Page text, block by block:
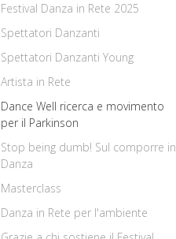
Festival Danza in Rete 2025
Spettatori Danzanti
Spettatori Danzanti Young
Artista in Rete
Dance Well ricerca e movimento
per il Parkinson
Stop being dumb! Sul comporre in
Danza
Masterclass
Danza in Rete per l'ambiente